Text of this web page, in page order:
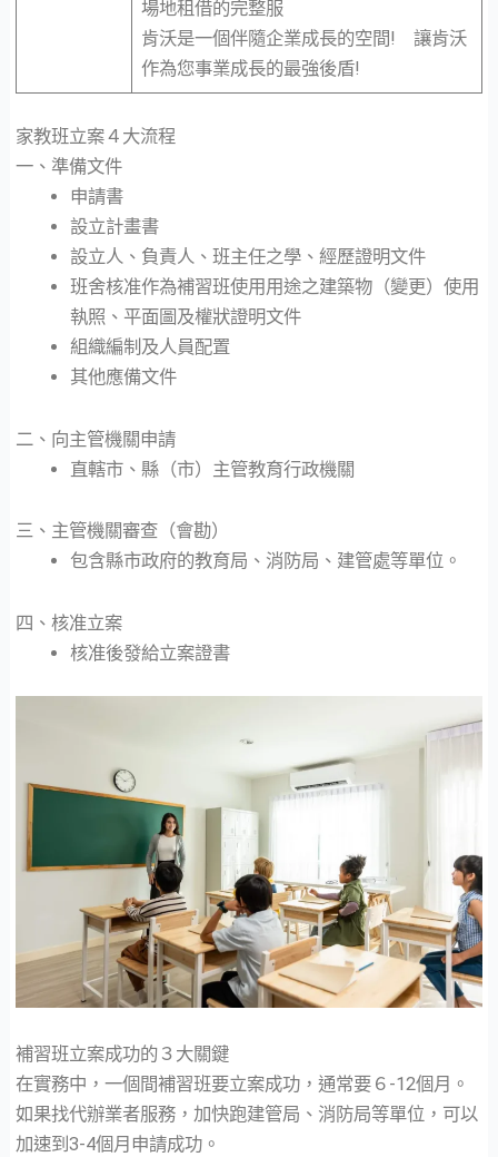
場地租借的完整服
肯沃是一個伴隨企業成⻑的空間! 讓肯沃
作為您事業成⻑的最強後盾!
家教班立案４大流程
一、準備文件
申請書
設立計畫書
設立人、負責人、班主任之學、經歷證明文件
班舍核准作為補習班使用用途之建築物（變更）使用
執照、平面圖及權狀證明文件
組織編制及人員配置
其他應備文件
二、向主管機關申請
直轄市、縣（市）主管教育行政機關
三、主管機關審查（會勘）
包含縣市政府的教育局、消防局、建管處等單位。
四、核准立案
核准後發給立案證書
補習班立案成功的３大關鍵
在實務中，一個間補習班要立案成功，通常要６-12個月。
如果找代辦業者服務，加快跑建管局、消防局等單位，可以
加速到3-4個月申請成功。